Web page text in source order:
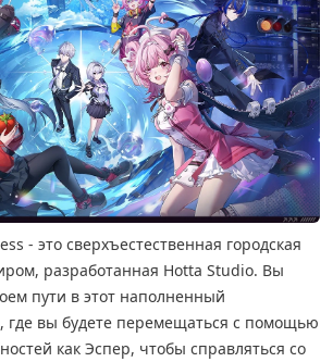
- это сверхъестественная городская
разработанная Hotta Studio. Вы
пути в этот наполненный
где вы будете перемещаться с помощью
как Эспер, чтобы справляться со